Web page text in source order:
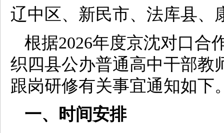
辽中区、新民市、法库县、
根据2026年度京沈对口合
织四县公办普通高中干部教
跟岗研修有关事宜通知如下
一、时间安排